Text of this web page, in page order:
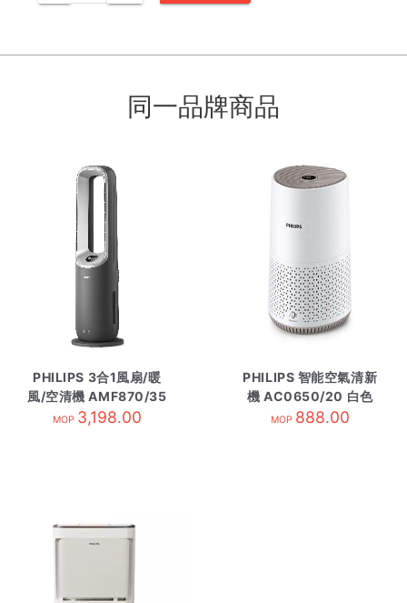
同一品牌商品
PHILIPS 3合1風扇/暖
風/空清機 AMF870/35
黑色
MOP 3,198.00
PHILIPS 智能空氣清新
機 AC0650/20 白色
MOP 888.00